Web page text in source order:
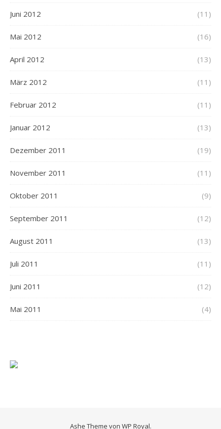
Juni 2012 (11)
Mai 2012 (16)
April 2012 (13)
März 2012 (11)
Februar 2012 (11)
Januar 2012 (13)
Dezember 2011 (19)
November 2011 (11)
Oktober 2011 (9)
September 2011 (12)
August 2011 (13)
Juli 2011 (11)
Juni 2011 (12)
Mai 2011 (4)
Ashe Theme von WP Royal.